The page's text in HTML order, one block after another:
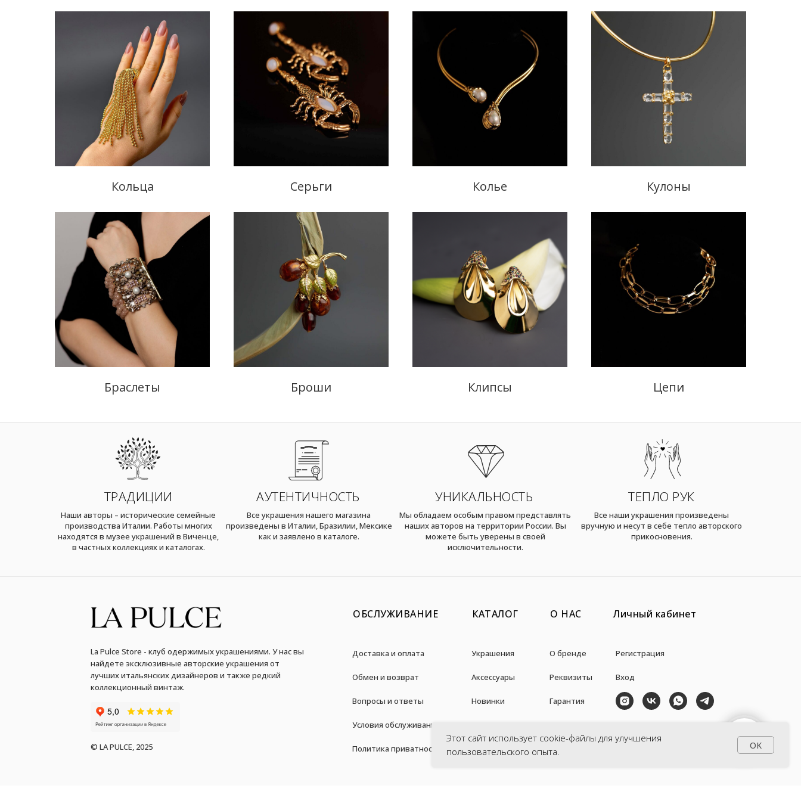
Кольца Серьги Колье Кулоны
Браслеты Броши Клипсы Цепи
ТРАДИЦИИ
Наши авторы – исторические семейные
производства Италии. Работы многих
находятся в музее украшений в Виченце,
в частных коллекциях и каталогах.
АУТЕНТИЧНОСТЬ
Все украшения нашего магазина
произведены в Италии, Бразилии, Мексике
как и заявлено в каталоге.
УНИКАЛЬНОСТЬ
Мы обладаем особым правом представлять
наших авторов на территории России. Вы
можете быть уверены в своей
исключительности.
ТЕПЛО РУК
Все наши украшения произведены
вручную и несут в себе тепло авторского
прикосновения.
ОБСЛУЖИВАНИЕ
Доставка и оплата
Обмен и возврат
Вопросы и ответы
КАТАЛОГ
Украшения
Аксессуары
Новинки
Условия обслуживания
Политика приватности
О НАС
О бренде
Личный кабинет
Вход
La Pulce Store - клуб одержимых украшениями. У нас вы
найдете эксклюзивные авторские украшения от
лучших итальянских дизайнеров и также редкий
коллекционный винтаж.
© LA PULCE, 2025
Реквизиты
Гарантия
Регистрация
Этот сайт использует cookie-файлы для улучшения
пользовательского опыта.
OK
СВЯЗАТЬСЯ С НАМИ